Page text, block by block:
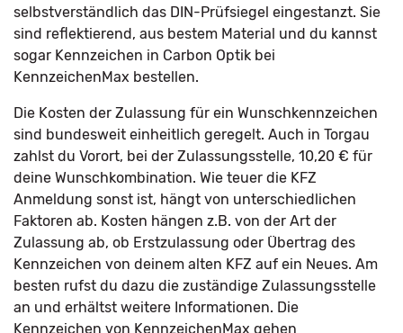
selbstverständlich das DIN-Prüfsiegel eingestanzt. Sie
sind reflektierend, aus bestem Material und du kannst
sogar Kennzeichen in Carbon Optik bei
KennzeichenMax bestellen.
Die Kosten der Zulassung für ein Wunschkennzeichen
sind bundesweit einheitlich geregelt. Auch in Torgau
zahlst du Vorort, bei der Zulassungsstelle, 10,20 € für
deine Wunschkombination. Wie teuer die KFZ
Anmeldung sonst ist, hängt von unterschiedlichen
Faktoren ab. Kosten hängen z.B. von der Art der
Zulassung ab, ob Erstzulassung oder Übertrag des
Kennzeichen von deinem alten KFZ auf ein Neues. Am
besten rufst du dazu die zuständige Zulassungsstelle
an und erhältst weitere Informationen. Die
Kennzeichen von KennzeichenMax gehen